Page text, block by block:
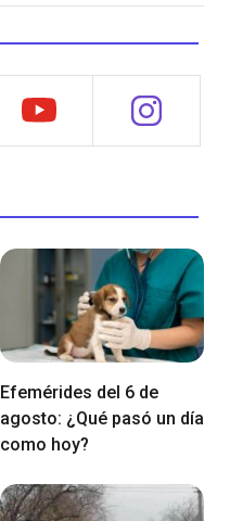
Efemérides del 6 de
agosto: ¿Qué pasó un día
como hoy?